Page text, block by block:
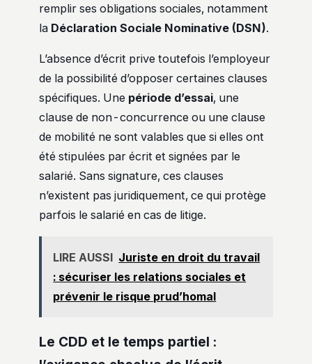
remplir ses obligations sociales, notamment
la Déclaration Sociale Nominative (DSN).
L’absence d’écrit prive toutefois l’employeur
de la possibilité d’opposer certaines clauses
spécifiques. Une période d’essai, une
clause de non-concurrence ou une clause
de mobilité ne sont valables que si elles ont
été stipulées par écrit et signées par le
salarié. Sans signature, ces clauses
n’existent pas juridiquement, ce qui protège
parfois le salarié en cas de litige.
LIRE AUSSI Juriste en droit du travail
: sécuriser les relations sociales et
prévenir le risque prud’homal
Le CDD et le temps partiel :